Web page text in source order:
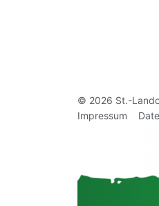
© 2026 St.-
Impressum